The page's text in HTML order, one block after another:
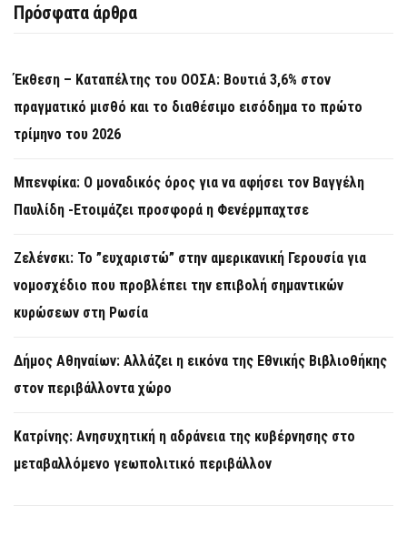
Πρόσφατα άρθρα
Έκθεση – Καταπέλτης του ΟΟΣΑ: Βουτιά 3,6% στον
πραγματικό μισθό και το διαθέσιμο εισόδημα το πρώτο
τρίμηνο του 2026
Μπενφίκα: Ο μοναδικός όρος για να αφήσει τον Βαγγέλη
Παυλίδη -Ετοιμάζει προσφορά η Φενέρμπαχτσε
Ζελένσκι: Το ”ευχαριστώ” στην αμερικανική Γερουσία για
νομοσχέδιο που προβλέπει την επιβολή σημαντικών
κυρώσεων στη Ρωσία
Δήμος Αθηναίων: Αλλάζει η εικόνα της Εθνικής Βιβλιοθήκης
στον περιβάλλοντα χώρο
Κατρίνης: Ανησυχητική η αδράνεια της κυβέρνησης στο
μεταβαλλόμενο γεωπολιτικό περιβάλλον